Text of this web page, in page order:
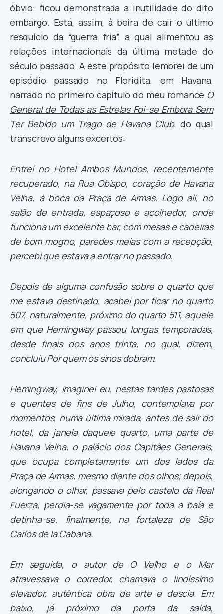
óbvio: ficou demonstrada a inutilidade do dito
embargo. Está, assim, à beira de cair o último
resquício da “guerra fria”, a qual alimentou as
relações internacionais da última metade do
século passado. A este propósito lembrei de um
episódio passado no Floridita, em Havana,
narrado no primeiro capítulo do meu romance O
General de Todas as Estrelas Foi-se Embora Sem
Ter Bebido um Trago de Havana Club, do qual
transcrevo alguns excertos:
Entrei no Hotel Ambos Mundos, recentemente
recuperado, na Rua Obispo, coração de Havana
Velha, à boca da Praça de Armas. Logo ali, no
salão de entrada, espaçoso e acolhedor, onde
funciona um excelente bar, com mesas e cadeiras
de bom mogno, paredes meias com a recepção,
percebi que estava a entrar no passado.
Depois de alguma confusão sobre o quarto que
me estava destinado, acabei por ficar no quarto
507, naturalmente, próximo do quarto 511, aquele
em que Hemingway passou longas temporadas,
desde finais dos anos trinta, no qual, dizem,
concluiu Por quem os sinos dobram.
Hemingway, imaginei eu, nestas tardes pastosas
e quentes de fins de Julho, contemplava por
momentos, numa última mirada, antes de sair do
hotel, da janela daquele quarto, uma parte de
Havana Velha, o palácio dos Capitães Generais,
que ocupa completamente um dos lados da
Praça de Armas, mesmo diante dos olhos; depois,
alongando o olhar, passava pelo castelo da Real
Fuerza, perdia-se vagamente por toda a baía e
detinha-se, finalmente, na fortaleza de São
Carlos de la Cabana.
Em seguida, o autor de O Velho e o Mar
atravessava o corredor, chamava o lindíssimo
elevador, autêntica obra de arte e descia. Em
baixo, já próximo da porta da saída,